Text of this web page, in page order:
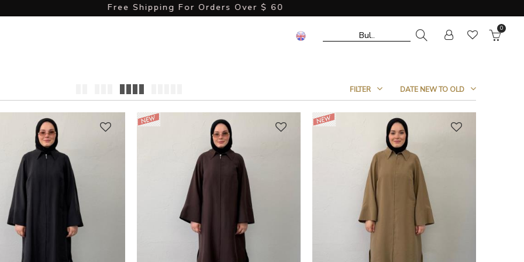
Free Shipping For Orders Over $ 60
0
FILTER DATE NEW TO OLD